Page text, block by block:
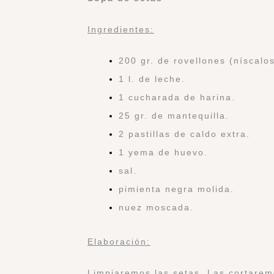
Ingredientes:
200 gr. de rovellones
1 l. de leche.
1 cucharada de harina.
25 gr. de mantequilla.
2 pastillas de caldo extra.
1 yema de huevo.
sal.
pimienta negra molida.
nuez moscada.
Elaboración: